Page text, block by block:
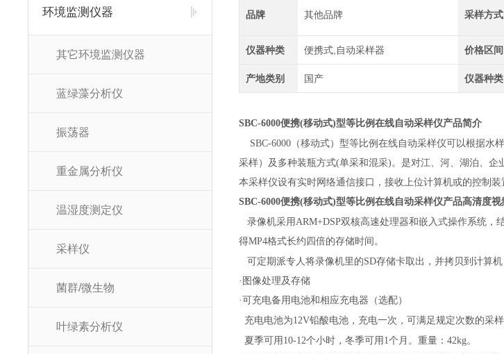
环境监测仪器
其它环境监测仪器
蓝绿藻分析仪
振荡器
重金属分析仪
温湿度测定仪
采样仪
菌群/微生物
叶绿素分析仪
品牌 其他品牌 采样方式
仪器种类 便携式,自动采样器 价格区间
产地类别 国产 仪器种类
SBC-6000便携(移动式)型等比例在线自动采样仪产品简介
SBC-6000（移动式）型等比例在线自动采样仪可以根据水
采样）及多种装瓶方式(单采和混采)。是对江、河、湖泊、企
本采样仪设有实时网络通信接口，接收上位计算机或的控制装
SBC-6000便携(移动式)型等比例在线自动采样仪产品高清度视
录像机采用ARM+DSP双核高速处理器和嵌入式操作系统
得MP4格式长约四倍的存储时间。
可定期派专人将录像机里的SD存储卡取出，并拷贝到计算机
·图像处理及存储
·可充电备用电池和相应充电器（选配）
充电电池为12V铅酸电池，充电一次，可满足规定次数的采
夏季可用10-12个小时，冬季可用1个月。重量：42kg。